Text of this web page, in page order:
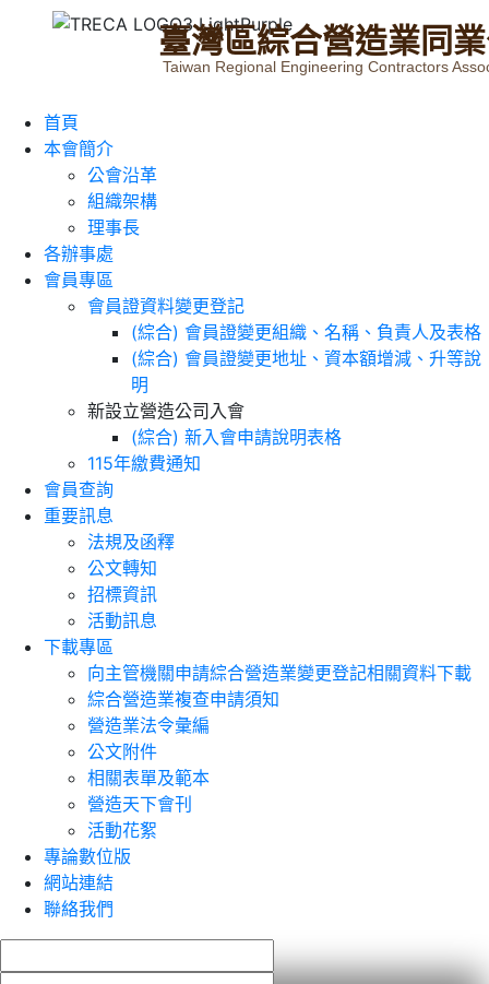
臺灣區綜合營造業同業
Taiwan Regional Engineering Contractors
首頁
本會簡介
公會沿革
組織架構
理事長
各辦事處
會員專區
會員證資料變更登記
(綜合) 會員證變更組織、名稱、負責人及表格
(綜合) 會員證變更地址、資本額增減、升等說
明
新設立營造公司入會
(綜合) 新入會申請說明表格
115年繳費通知
會員查詢
重要訊息
法規及函釋
公文轉知
招標資訊
活動訊息
下載專區
向主管機關申請綜合營造業變更登記相關資料下載
綜合營造業複查申請須知
營造業法令彙編
公文附件
相關表單及範本
營造天下會刊
活動花絮
專論數位版
網站連結
聯絡我們